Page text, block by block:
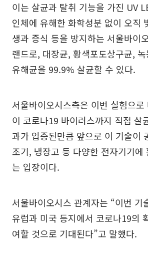
이는 살균과 탈취 기능을 가진 UV
인체에 유해한 화학성분 없이 오직
생과 증식 등을 방지하는 서울바이
랜드로, 대장균, 황색포도상구균,
유해균을 99.9% 살균할 수 있다.
서울바이오시스측은 이번 실험으
이 코로나19 바이러스까지 직접 살
과가 입증된만큼 앞으로 이 기술이
조기, 냉장고 등 다양한 전자기기에
는 입장이다.
서울바이오시스 관계자는 “이번 기
유럽과 미국 등지에서 코로나19의
여할 것으로 기대된다”고 말했다.